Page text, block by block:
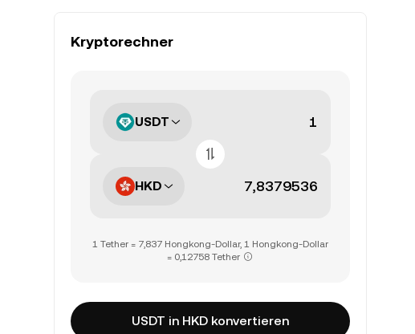
Kryptorechner
USDT
HKD
1 Tether = 7,837 Hongkong-Dollar, 1 Hongkong-Dollar
= 0,12758 Tether
USDT in HKD konvertieren